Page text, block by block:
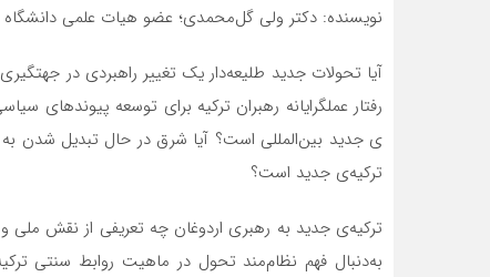
نویسنده: دکتر ولی گل‌محمدی؛ عضو هیات علمی
آیا تحولات جدید طلیعه‌­دار یک تغییر راهبردی در
رفتار عملگرایانه رهبران ترکیه برای توسعه
ی جدید بین‌المللی است؟ آیا شرق در حال تبدیل شدن به
ترکیه­‌ی جدید است؟
ترکیه‌­ی جدید به ­رهبری اردوغان چه تعریفی از نقش ملی
به­‌دنبال فهم نظام‌­مند تحول در ماهیت روابط سنتی